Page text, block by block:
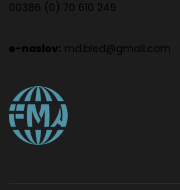
00386 (0) 70 610 249
e-naslov: md.bled@gmail.com